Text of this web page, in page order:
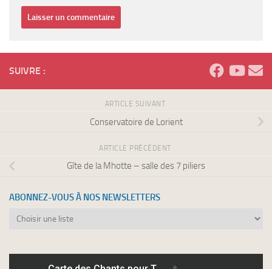
SUIVRE :
ARTICLE SUIVANT
Conservatoire de Lorient
ARTICLE PRÉCÉDENT
Gîte de la Mhotte – salle des 7 piliers
ABONNEZ-VOUS À NOS NEWSLETTERS
Abonnez-